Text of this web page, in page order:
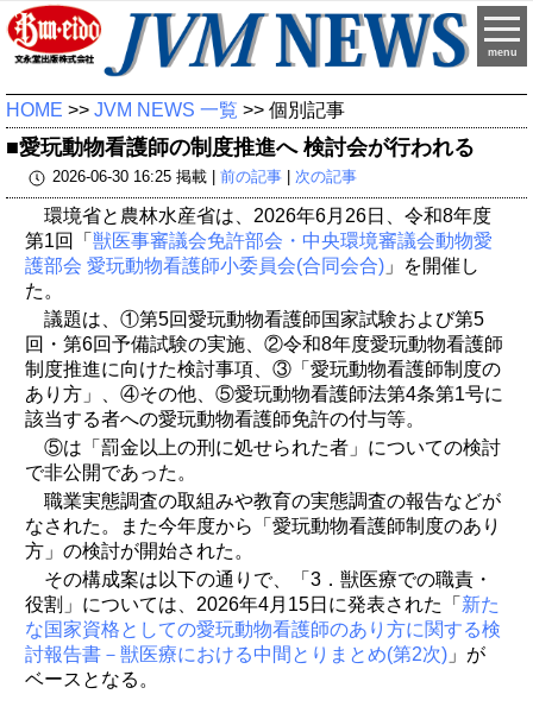
menu
HOME >> JVM NEWS 一覧 >> 個別記事
■愛玩動物看護師の制度推進へ 検討会が行われる
2026-06-30 16:25 掲載 | 前の記事| 次の記事
環境省と農林水産省は、2026年6月26日、令和8年度
第1回「 獣医事審議会免許部会・中央環境審議会動物愛
護部会 愛玩動物看護師小委員会(合同会合) 」を開催し
た。
議題は、①第5回愛玩動物看護師国家試験および第5
回・第6回予備試験の実施、②令和8年度愛玩動物看護師
制度推進に向けた検討事項、③「愛玩動物看護師制度の
あり方」、④その他、⑤愛玩動物看護師法第4条第1号に
該当する者への愛玩動物看護師免許の付与等。
⑤は「罰金以上の刑に処せられた者」についての検討
で非公開であった。
職業実態調査の取組みや教育の実態調査の報告などが
なされた。また今年度から「愛玩動物看護師制度のあり
方」の検討が開始された。
その構成案は以下の通りで、「3．獣医療での職責・
役割」については、2026年4月15日に発表された「 新た
な国家資格としての愛玩動物看護師のあり方に関する検
討報告書－獣医療における中間とりまとめ(第2次) 」が
ベースとなる。